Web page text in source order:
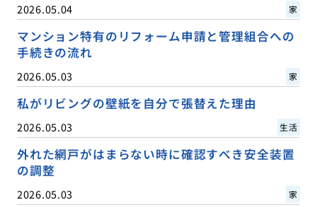
2026.05.04 家
マンション特有のリフォーム申請と管理組合への
手続きの流れ
2026.05.03 家
私がリビングの壁紙を自分で張替えた理由
2026.05.03 生活
外れた網戸がはまらない時に確認すべき安全装置
の調整
2026.05.03 家